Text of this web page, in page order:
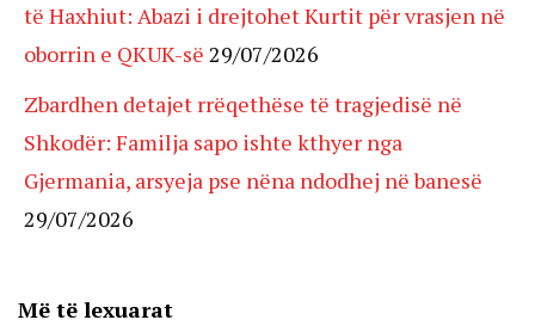
të Haxhiut: Abazi i drejtohet Kurtit për vrasjen në
oborrin e QKUK-së 29/07/2026
Zbardhen detajet rrëqethëse të tragjedisë në
Shkodër: Familja sapo ishte kthyer nga
Gjermania, arsyeja pse nëna ndodhej në banesë
29/07/2026
Më të lexuarat